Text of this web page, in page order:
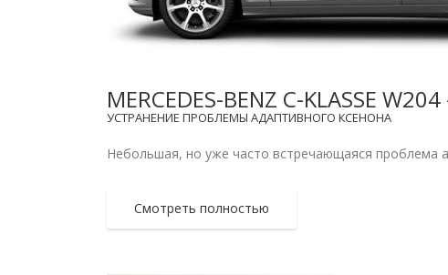
MERCEDES-BENZ C-KLASSE
УСТРАНЕНИЕ ПРОБЛЕМЫ АДАПТИВНОГО КСЕНОНА
Небольшая, но уже часто встречающаяся проблема
Смотреть полностью